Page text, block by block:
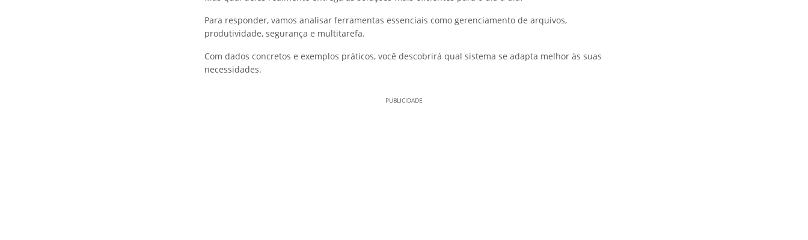
Para responder, vamos analisar ferramentas essenciais como gerenciamento de arquivos,
produtividade, segurança e multitarefa.
Com dados concretos e exemplos práticos, você descobrirá qual sistema se adapta melhor às suas
necessidades.
PUBLICIDADE